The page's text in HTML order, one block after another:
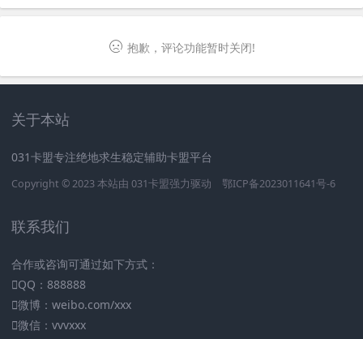
抱歉，评论功能暂时关闭!
关于本站
031卡盟专注绝地求生稳定辅助卡盟平台
Copyright © 2023 本站由 031卡盟强力驱动 鄂ICP备2023011641号-6
联系我们
合作或咨询可通过如下方式：
QQ：888888
微博：weibo.com/xxx
微信：vvvxxx